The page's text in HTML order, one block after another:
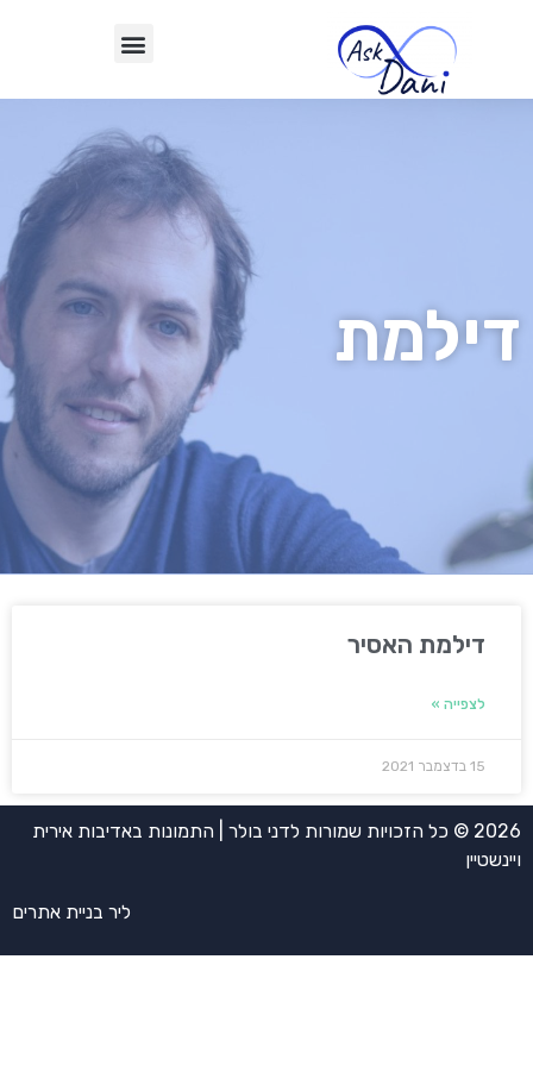
דילמת
דילמת האסיר
לצפייה »
15 בדצמבר 2021
2026 © כל הזכויות שמורות לדני בולר | התמונות באדיבות אירית
ויינשטיין
ליר בניית אתרים